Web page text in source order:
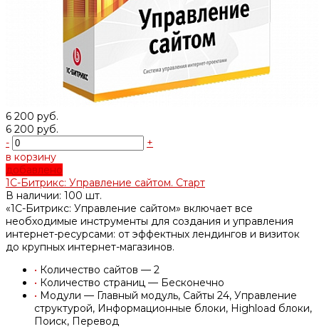
6 200 руб.
6 200 руб.
-
+
в корзину
добавлено
1С-Битрикс: Управление сайтом. Старт
В наличии: 100 шт.
«1С-Битрикс: Управление сайтом» включает все
необходимые инструменты для создания и управления
интернет-ресурсами: от эффектных лендингов и визиток
до крупных интернет-магазинов.
• Количество сайтов — 2
• Количество страниц — Бесконечно
• Модули — Главный модуль, Сайты 24, Управление
структурой, Информационные блоки, Highload блоки,
Поиск, Перевод